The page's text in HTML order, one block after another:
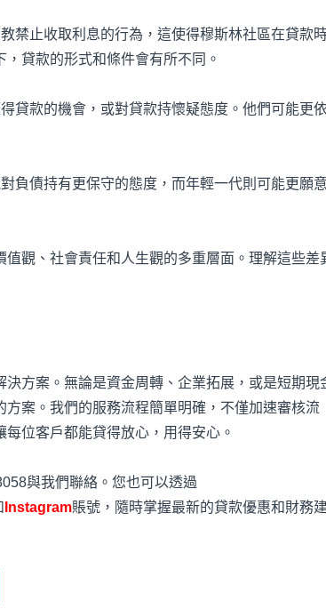
禁止收取利息的行為，這使得穆斯林社區在貸款
貸款的形式和條件會有所不同。
貸款的機會，或對貸款持懷疑態度。他們可能更依
負債持有更保守的態度，而年輕一代則可能更願意
觀、社會責任和人生觀的多重層面。理解這些差
方案。無論是資金周轉、企業拓展，或是短期現
案。我們的服務流程簡單明確，不僅加速審核流
位客戶都能貸得放心，用得安心。
與我們聯絡。您也可以透過
Instagram賬號，隨時掌握最新的貸款優惠和財務